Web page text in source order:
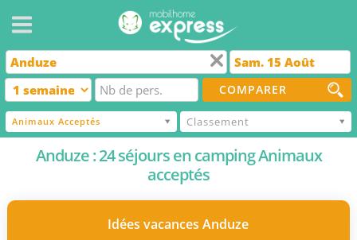
COMPARER
Animaux Acceptés Classement
Anduze : 24 séjours en camping Animaux
acceptés
Idées vacances Anduze